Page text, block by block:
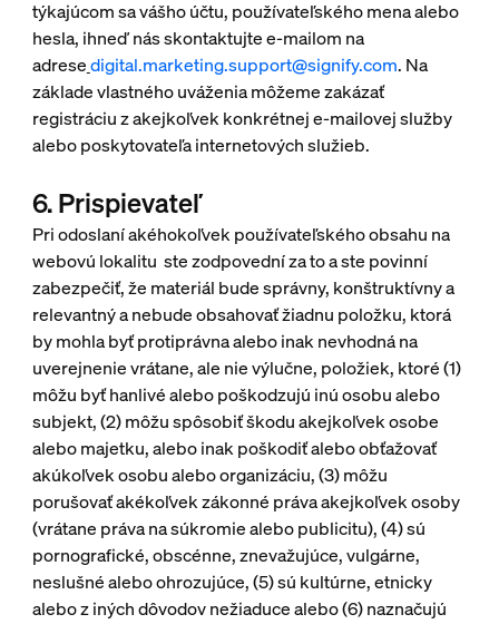
týkajúcom sa vášho účtu, používateľského mena alebo
hesla, ihneď nás skontaktujte e-mailom na
adresedigital.marketing.support@signify.com. Na
základe vlastného uváženia môžeme zakázať
registráciu z akejkoľvek konkrétnej e-mailovej služby
alebo poskytovateľa internetových služieb.
6. Prispievateľ
Pri odoslaní akéhokoľvek používateľského obsahu na
webovú lokalitu ste zodpovední za to a ste povinní
zabezpečiť, že materiál bude správny, konštruktívny a
relevantný a nebude obsahovať žiadnu položku, ktorá
by mohla byť protiprávna alebo inak nevhodná na
uverejnenie vrátane, ale nie výlučne, položiek, ktoré (1)
môžu byť hanlivé alebo poškodzujú inú osobu alebo
subjekt, (2) môžu spôsobiť škodu akejkoľvek osobe
alebo majetku, alebo inak poškodiť alebo obťažovať
akúkoľvek osobu alebo organizáciu, (3) môžu
porušovať akékoľvek zákonné práva akejkoľvek osoby
(vrátane práva na súkromie alebo publicitu), (4) sú
pornografické, obscénne, znevažujúce, vulgárne,
neslušné alebo ohrozujúce, (5) sú kultúrne, etnicky
alebo z iných dôvodov nežiaduce alebo (6) naznačujú